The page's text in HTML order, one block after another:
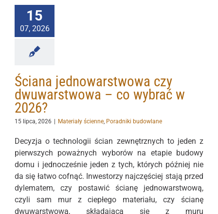
15
07, 2026
Ściana jednowarstwowa czy
dwuwarstwowa – co wybrać w
2026?
15 lipca, 2026 Materiały ścienne, Poradniki budowlane
Decyzja o technologii ścian zewnętrznych to jeden z
pierwszych poważnych wyborów na etapie budowy
domu i jednocześnie jeden z tych, których później nie
da się łatwo cofnąć. Inwestorzy najczęściej stają przed
dylematem, czy postawić ścianę jednowarstwową,
czyli sam mur z ciepłego materiału, czy ścianę
dwuwarstwową, składającą się z muru